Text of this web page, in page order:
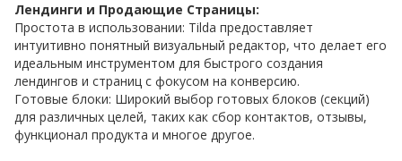
Лендинги и Продающие Страницы:
Простота в использовании: Tilda предоставляет
интуитивно понятный визуальный редактор, что делает его
идеальным инструментом для быстрого создания
лендингов и страниц с фокусом на конверсию.
Готовые блоки: Широкий выбор готовых блоков (секций)
для различных целей, таких как сбор контактов, отзывы,
функционал продукта и многое другое.